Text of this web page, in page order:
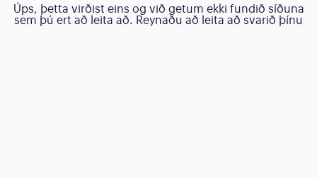
Úps, þetta virðist eins og við getum ekki fundið síðuna
sem þú ert að leita að. Reynaðu að leita að svarið þínu